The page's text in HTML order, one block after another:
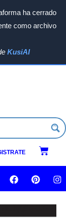
ha cerrado
como archivo
KusiAI
F
a
c
P
i
n
I
n
s